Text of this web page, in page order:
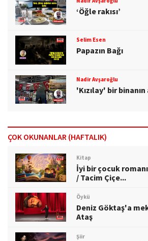
‘Öğle rakısı’
Selim Esen
Papazın Bağı
Nadir Avşaroğlu
'Kızılay' bir binanın
ÇOK OKUNANLAR (HAFTALIK)
Kitap
İyi bir çocuk
/ Tacim Çiçe...
Öykü
Deniz Göktaş'a
Ataş
Şiir